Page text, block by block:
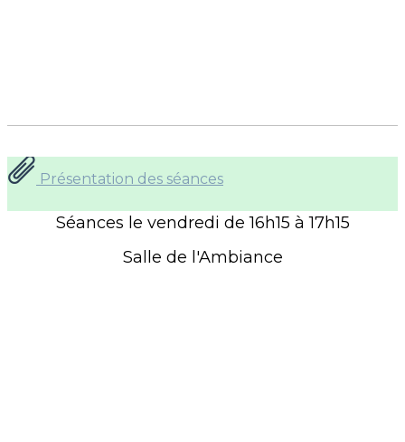
Présentation des séances
Séances le vendredi de 16h15 à 17h15
Salle de l'Ambiance